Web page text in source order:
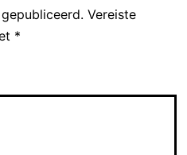
Vereiste
*